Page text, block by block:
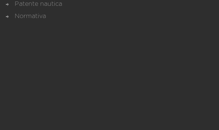
Patente nautica
Normativa